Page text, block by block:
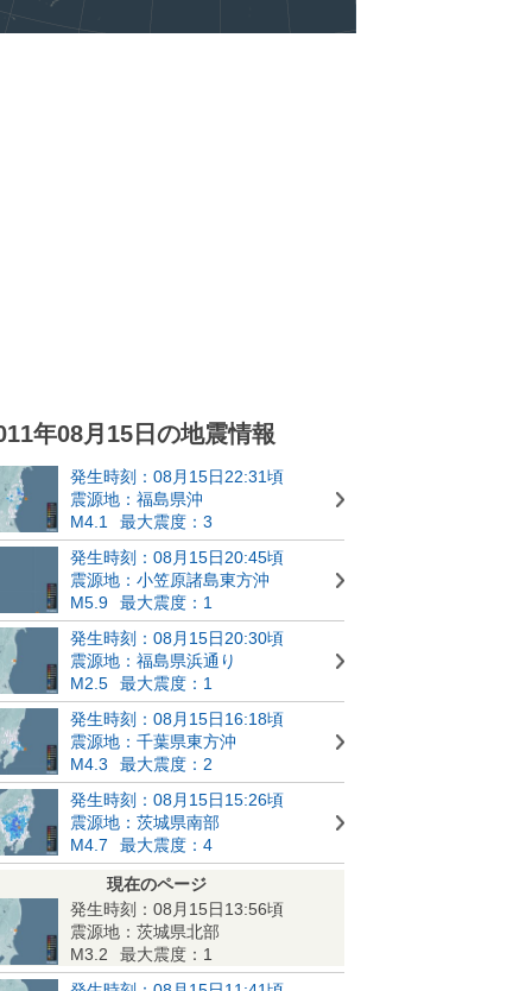
年08月15日の地震情報
発生時刻：08月15日22:31頃
震源地：福島県沖
M4.1
最大震度：3
発生時刻：08月15日20:45頃
震源地：小笠原諸島東方沖
M5.9
最大震度：1
発生時刻：08月15日20:30頃
震源地：福島県浜通り
M2.5
最大震度：1
発生時刻：08月15日16:18頃
震源地：千葉県東方沖
M4.3
最大震度：2
発生時刻：08月15日15:26頃
震源地：茨城県南部
M4.7
最大震度：4
現在のページ
発生時刻：08月15日13:56頃
震源地：茨城県北部
M3.2
最大震度：1